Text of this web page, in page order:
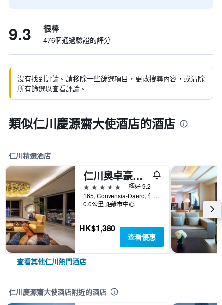
9.3 很棒
476個通過驗證的評分
沒有找到評論。請移除一些篩選項目，更改搜尋內容，或清除
所有篩選以查看評論。
類似仁川慶源齋大使酒店的酒店
仁川精選酒店
仁川奧卓豪景酒店公寓
5星級
極好 9.2
165, Convensia-Daero, 仁川, 韓國
0.0公里 距離市中心
HK$1,380
查看優惠
查看其他仁川熱門酒店
仁川慶源齋大使酒店附近的酒店